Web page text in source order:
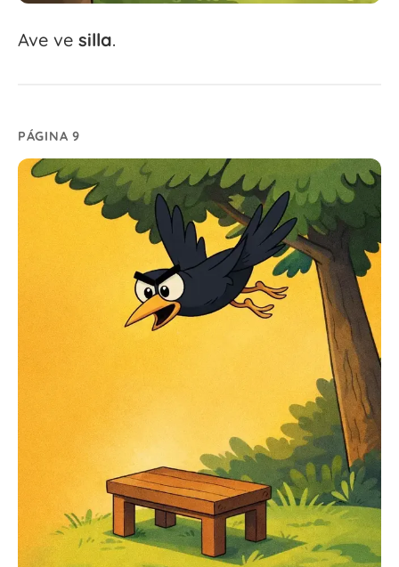
Ave ve silla.
PÁGINA 9